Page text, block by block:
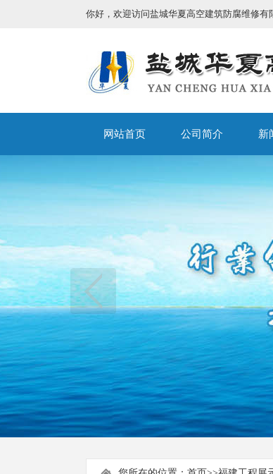
你好，欢迎访问盐城华夏高空建筑防腐维修有
网站首页 公司简介 新